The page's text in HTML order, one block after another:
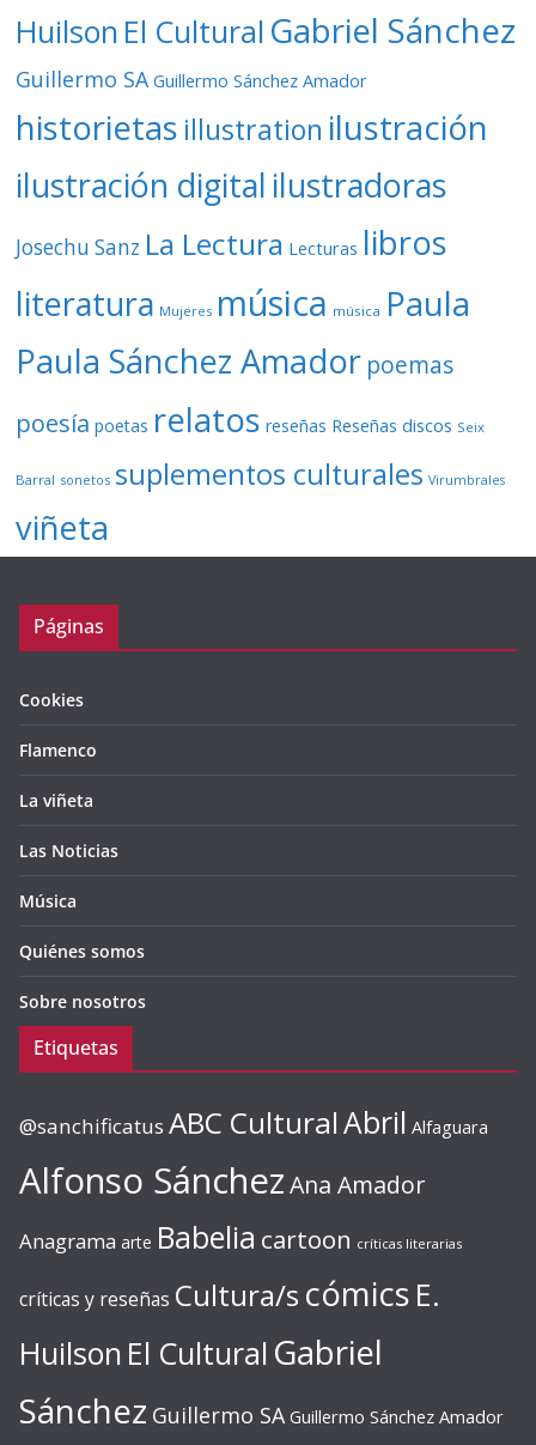
Huilson El Cultural Gabriel Sánchez
Guillermo SA Guillermo Sánchez Amador
historietas illustration ilustración
ilustración digital ilustradoras
Josechu Sanz La Lectura Lecturas libros
literatura Mujeres música música Paula
Paula Sánchez Amador poemas
poesía poetas relatos reseñas Reseñas discos Seix
Barral sonetos suplementos culturales Virumbrales
viñeta
Páginas
Cookies
Flamenco
La viñeta
Las Noticias
Música
Quiénes somos
Sobre nosotros
Etiquetas
@sanchificatus ABC CulturalAbril Alfaguara
Alfonso SánchezAna Amador
Anagrama arte Babelia cartoon críticas literarias
críticas y reseñas Cultura/s cómics E.
Huilson El Cultural Gabriel
Sánchez Guillermo SA Guillermo Sánchez Amador